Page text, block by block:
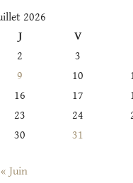
2026
J
V
2
3
9 10
16 17
23 24
30 31
« Juin